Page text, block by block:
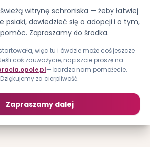
witrynę schroniska — żeby łatwiej
psiaki, dowiedzieć się o adopcji i o tym,
Zapraszamy do środka.
więc tu i ówdzie może coś jeszcze
coś zauważycie, napiszcie proszę na
— bardzo nam pomożecie.
Dziękujemy za cierpliwość.
Zapraszamy dalej
strona uciekła z
kojca
pod tym adresem (błąd 404).
Zobacz psiaki